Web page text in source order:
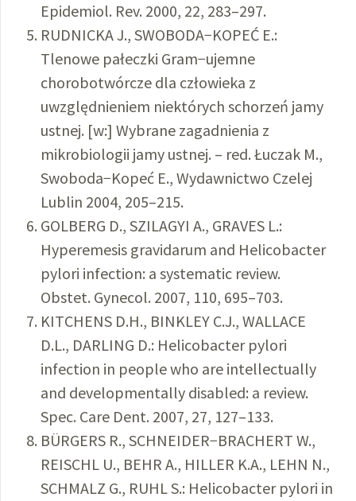
Epidemiol. Rev. 2000, 22, 283–297.
RUDNICKA J., SWOBODA−KOPEĆ E.:
Tlenowe pałeczki Gram−ujemne
chorobotwórcze dla człowieka z
uwzględnieniem niektórych schorzeń jamy
ustnej. [w:] Wybrane zagadnienia z
mikrobiologii jamy ustnej. – red. Łuczak M.,
Swoboda−Kopeć E., Wydawnictwo Czelej
Lublin 2004, 205–215.
GOLBERG D., SZILAGYI A., GRAVES L.:
Hyperemesis gravidarum and Helicobacter
pylori infection: a systematic review.
Obstet. Gynecol. 2007, 110, 695–703.
KITCHENS D.H., BINKLEY C.J., WALLACE
D.L., DARLING D.: Helicobacter pylori
infection in people who are intellectually
and developmentally disabled: a review.
Spec. Care Dent. 2007, 27, 127–133.
BÜRGERS R., SCHNEIDER−BRACHERT W.,
REISCHL U., BEHR A., HILLER K.A., LEHN N.,
SCHMALZ G., RUHL S.: Helicobacter pylori in